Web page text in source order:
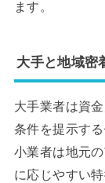
ます。
大手と地域密
大手業者は資
条件を提示す
小業者は地元
に応じやすい